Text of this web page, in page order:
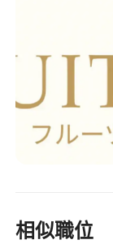
相似職位